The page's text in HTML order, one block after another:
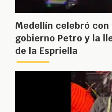
Medellín celebró
gobierno Petro y la
de la Espriella